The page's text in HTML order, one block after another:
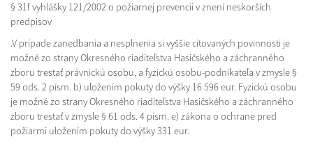
§ 31f vyhlášky 121/2002 o požiarnej prevencii v znení neskorších
predpisov
.V prípade zanedbania a nesplnenia si vyššie citovaných povinnosti je
možné zo strany Okresného riaditeľstva Hasičského a záchranného
zboru trestať právnickú osobu, a fyzickú osobu-podnikateľa v zmysle §
59 ods. 2 písm. b) uložením pokuty do výšky 16 596 eur. Fyzickú osobu
je možné zo strany Okresného riaditeľstva Hasičského a záchranného
zboru trestať v zmysle § 61 ods. 4 písm. e) zákona o ochrane pred
požiarmi uložením pokuty do výšky 331 eur.